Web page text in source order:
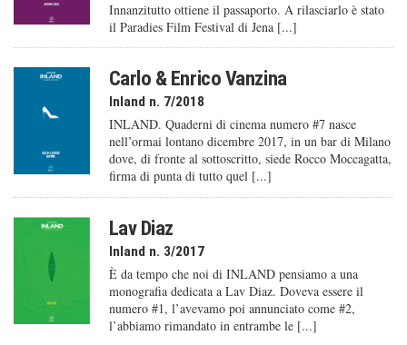
Innanzitutto ottiene il passaporto. A rilasciarlo è stato
il Paradies Film Festival di Jena [...]
Carlo & Enrico Vanzina
Inland n. 7/2018
INLAND. Quaderni di cinema numero #7 nasce
nell’ormai lontano dicembre 2017, in un bar di Milano
dove, di fronte al sottoscritto, siede Rocco Moccagatta,
firma di punta di tutto quel [...]
Lav Diaz
Inland n. 3/2017
È da tempo che noi di INLAND pensiamo a una
monografia dedicata a Lav Diaz. Doveva essere il
numero #1, l’avevamo poi annunciato come #2,
l’abbiamo rimandato in entrambe le [...]